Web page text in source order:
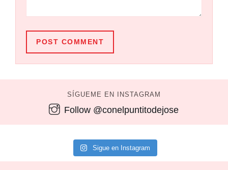
POST COMMENT
SÍGUEME EN INSTAGRAM
Follow @conelpuntitodejose
Sigue en Instagram